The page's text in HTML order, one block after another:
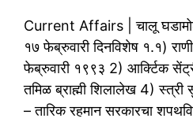
Current Affairs | चालू
१७ फेब्रुवारी दिनविशेष १.१)
फेब्रुवारी १९९३ 2) आर्क्टिक
तमिळ ब्राह्मी शिलालेख 4) स्त्री
– तारिक रहमान सरकारचा